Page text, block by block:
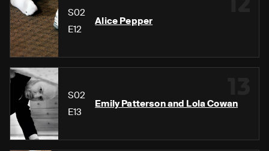
S02
E12
Alice Pepper
S02
E13
Emily Patterson and Lola Cowan